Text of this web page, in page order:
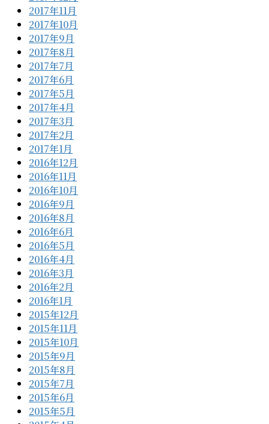
2017年11月
2017年10月
2017年9月
2017年8月
2017年7月
2017年6月
2017年5月
2017年4月
2017年3月
2017年2月
2017年1月
2016年12月
2016年11月
2016年10月
2016年9月
2016年8月
2016年6月
2016年5月
2016年4月
2016年3月
2016年2月
2016年1月
2015年12月
2015年11月
2015年10月
2015年9月
2015年8月
2015年7月
2015年6月
2015年5月